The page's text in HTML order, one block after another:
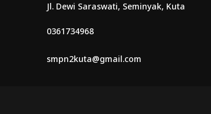
Jl. Dewi Saraswati, Seminyak, Kuta
0361734968
smpn2kuta@gmail.com